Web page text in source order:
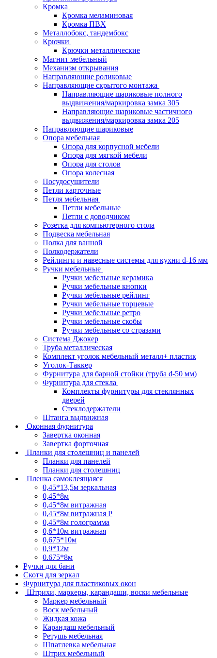
Кромка
Кромка меламиновая
Кромка ПВХ
Металлобокс, тандембокс
Крючки
Крючки металлические
Магнит мебельный
Механизм открывания
Направляющие роликовые
Направляющие скрытого монтажа
Направляющие шариковые полного
выдвижения/маркировка замка 305
Направляющие шариковые частичного
выдвижения/маркировка замка 205
Направляющие шариковые
Опора мебельная
Опора для корпусной мебели
Опора для мягкой мебели
Опора для столов
Опора колесная
Посудосушители
Петли карточные
Петля мебельная
Петли мебельные
Петли с доводчиком
Розетка для компьютерного стола
Подвеска мебельная
Полка для ванной
Полкодержатели
Рейлинги и навесные системы для кухни d-16 мм
Ручки мебельные
Ручки мебельные керамика
Ручки мебельные кнопки
Ручки мебельные рейлинг
Ручки мебельные торцевые
Ручки мебельные ретро
Ручки мебельные скобы
Ручки мебельные со стразами
Система Джокер
Труба металлическая
Комплект уголок мебельный металл+ пластик
Уголок-Таккер
Фурнитура для барной стойки (труба d-50 мм)
Фурнитура для стекла
Комплекты фурнитуры для стеклянных
дверей
Стеклодержатели
Штанга выдвижная
Оконная фурнитура
Завертка оконная
Завертка форточная
Планки для столешниц и панелей
Планки для панелей
Планки для столешниц
Пленка самоклеящаяся
0,45*13,5м зеркальная
0,45*8м
0,45*8м витражная
0,45*8м витражная Р
0,45*8м голограмма
0,6*10м витражная
0,675*10м
0,9*12м
0.675*8м
Ручки для бани
Скотч для зеркал
Фурнитура для пластиковых окон
Штрихи, маркеры, карандаши, воски мебельные
Маркер мебельный
Воск мебельный
Жидкая кожа
Карандаш мебельный
Ретушь мебельная
Шпатлевка мебельная
Штрих мебельный